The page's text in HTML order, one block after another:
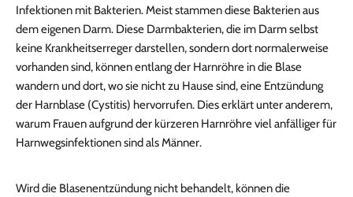
Infektionen mit Bakterien. Meist stammen diese Bakterien aus
dem eigenen Darm. Diese Darmbakterien, die im Darm selbst
keine Krankheitserreger darstellen, sondern dort normalerweise
vorhanden sind, können entlang der Harnröhre in die Blase
wandern und dort, wo sie nicht zu Hause sind, eine Entzündung
der Harnblase (Cystitis) hervorrufen. Dies erklärt unter anderem,
warum Frauen aufgrund der kürzeren Harnröhre viel anfälliger für
Harnwegsinfektionen sind als Männer.
Wird die Blasenentzündung nicht behandelt, können die